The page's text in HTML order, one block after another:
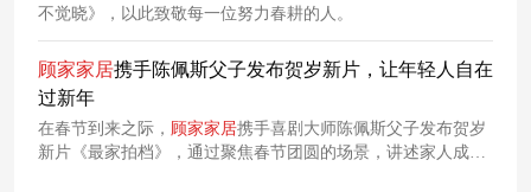
不觉晓》，以此致敬每一位努力春耕的人。
顾家家居携手陈佩斯父子发布贺岁新片，让年轻人自在
过新年
在春节到来之际， 顾家家居携手喜剧大师陈佩斯父子发布贺岁
新片《最家拍档》，通过聚焦春节团圆的场景，讲述家人成为